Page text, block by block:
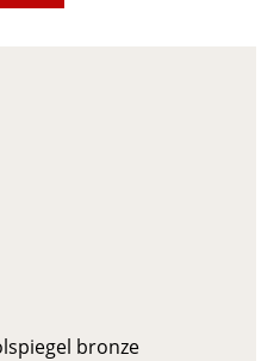
bronze